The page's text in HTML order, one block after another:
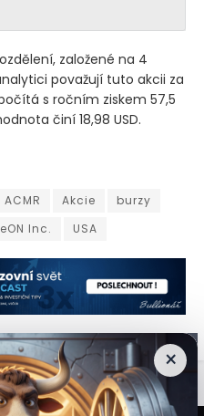
založené na 4
považují tuto akcii za
s ročním ziskem 57,5
činí 18,98 USD.
investiční hry je
ACMR Akcie
burzy
Inc. USA
×